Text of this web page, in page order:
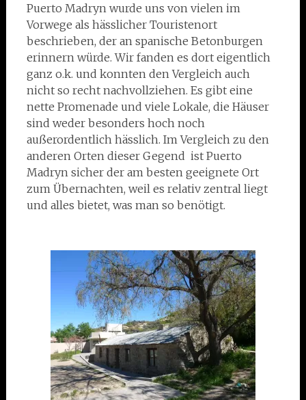
Puerto Madryn wurde uns von vielen im
Vorwege als hässlicher Touristenort
beschrieben, der an spanische Betonburgen
erinnern würde. Wir fanden es dort eigentlich
ganz o.k. und konnten den Vergleich auch
nicht so recht nachvollziehen. Es gibt eine
nette Promenade und viele Lokale, die Häuser
sind weder besonders hoch noch
außerordentlich hässlich. Im Vergleich zu den
anderen Orten dieser Gegend ist Puerto
Madryn sicher der am besten geeignete Ort
zum Übernachten, weil es relativ zentral liegt
und alles bietet, was man so benötigt.